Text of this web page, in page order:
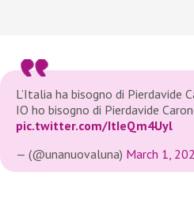
L’Italia ha bisogno di Pierdavide
IO ho bisogno di Pierdavide
pic.twitter.com/ItIeQm4Uyl
— (@unanuovaluna) March 1,